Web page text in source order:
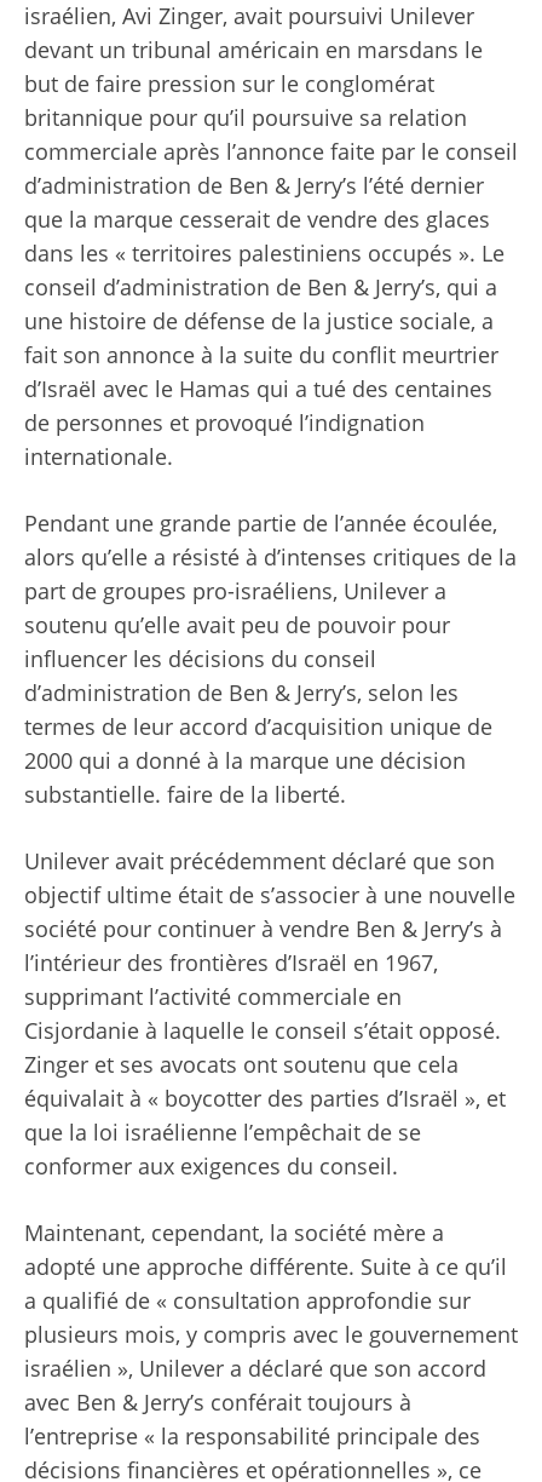
israélien, Avi Zinger, avait poursuivi Unilever
devant un tribunal américain en marsdans le
but de faire pression sur le conglomérat
britannique pour qu’il poursuive sa relation
commerciale après l’annonce faite par le conseil
d’administration de Ben & Jerry’s l’été dernier
que la marque cesserait de vendre des glaces
dans les « territoires palestiniens occupés ». Le
conseil d’administration de Ben & Jerry’s, qui a
une histoire de défense de la justice sociale, a
fait son annonce à la suite du conflit meurtrier
d’Israël avec le Hamas qui a tué des centaines
de personnes et provoqué l’indignation
internationale.
Pendant une grande partie de l’année écoulée,
alors qu’elle a résisté à d’intenses critiques de la
part de groupes pro-israéliens, Unilever a
soutenu qu’elle avait peu de pouvoir pour
influencer les décisions du conseil
d’administration de Ben & Jerry’s, selon les
termes de leur accord d’acquisition unique de
2000 qui a donné à la marque une décision
substantielle. faire de la liberté.
Unilever avait précédemment déclaré que son
objectif ultime était de s’associer à une nouvelle
société pour continuer à vendre Ben & Jerry’s à
l’intérieur des frontières d’Israël en 1967,
supprimant l’activité commerciale en
Cisjordanie à laquelle le conseil s’était opposé.
Zinger et ses avocats ont soutenu que cela
équivalait à « boycotter des parties d’Israël », et
que la loi israélienne l’empêchait de se
conformer aux exigences du conseil.
Maintenant, cependant, la société mère a
adopté une approche différente. Suite à ce qu’il
a qualifié de « consultation approfondie sur
plusieurs mois, y compris avec le gouvernement
israélien », Unilever a déclaré que son accord
avec Ben & Jerry’s conférait toujours à
l’entreprise « la responsabilité principale des
décisions financières et opérationnelles », ce